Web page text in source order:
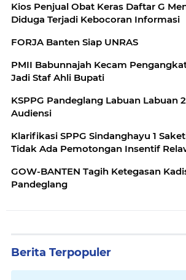
Kios Penjual Obat Keras Daftar G
Diduga Terjadi Kebocoran Informasi
FORJA Banten Siap UNRAS
PMII Babunnajah Kecam
Jadi Staf Ahli Bupati
KSPPG Pandeglang Labuan Labuan
Audiensi
Klarifikasi SPPG Sindanghayu 1
Tidak Ada Pemotongan Insentif
GOW-BANTEN Tagih Ketegasan
Pandeglang
Berita Terpopuler